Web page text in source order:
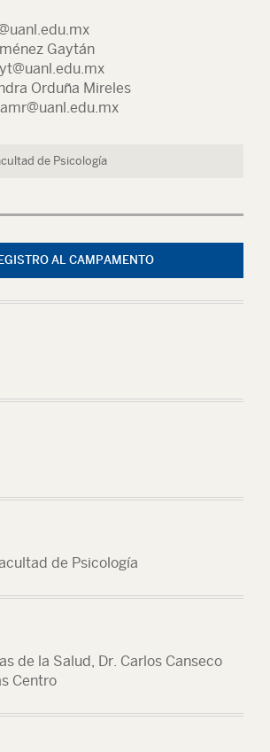
Gaytán
Orduña Mireles
de Psicología
AL CAMPAMENTO
de Psicología
de la Salud, Dr. Carlos Canseco
Centro